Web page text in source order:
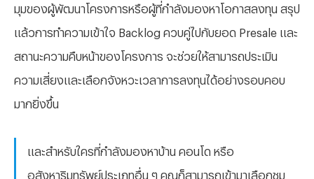
มุมของผู้พัฒนาโครงการหรือผู้ที่กำลังมองหาโอกาสลงทุน สรุป
แล้วการทำความเข้าใจ Backlog ควบคู่ไปกับยอด Presale และ
สถานะความคืบหน้าของโครงการ จะช่วยให้สามารถประเมิน
ความเสี่ยงและเลือกจังหวะเวลาการลงทุนได้อย่างรอบคอบ
มากยิ่งขึ้น
และสำหรับใครที่กำลังมองหาบ้าน คอนโด หรือ
อสังหาริมทรัพย์ประเภทอื่น ๆ คุณก็สามารถเข้ามาเลือกชม